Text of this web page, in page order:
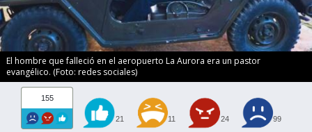
El hombre que falleció en el aeropuerto La Aurora era un pastor
evangélico. (Foto: redes sociales)
155
21 11 24 99